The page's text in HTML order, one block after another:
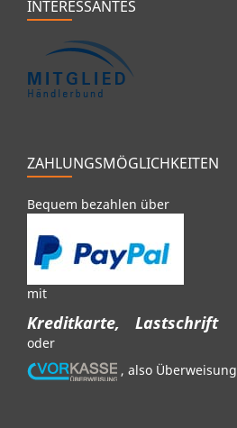
INTERESSANTES
ZAHLUNGSMÖGLICHKEITEN
Bequem bezahlen über
mit
Kreditkarte, Lastschrift
oder
, also Überweisung